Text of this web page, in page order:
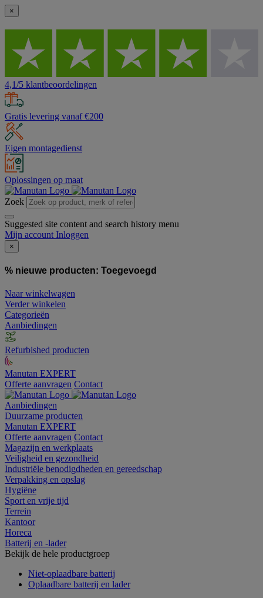
×
4,1/5 klantbeoordelingen
Gratis levering vanaf €200
Eigen montagedienst
Oplossingen op maat
Zoek
Suggested site content and search history menu
Mijn account Inloggen
×
% nieuwe producten: Toegevoegd
Naar winkelwagen
Verder winkelen
Categorieën
Aanbiedingen
Refurbished producten
Manutan EXPERT
Offerte aanvragen Contact
Aanbiedingen
Duurzame producten
Manutan EXPERT
Offerte aanvragen Contact
Magazijn en werkplaats
Veiligheid en gezondheid
Industriële benodigdheden en gereedschap
Verpakking en opslag
Hygiëne
Sport en vrije tijd
Terrein
Kantoor
Horeca
Batterij en -lader
Bekijk de hele productgroep
Niet-oplaadbare batterij
Oplaadbare batterij en lader